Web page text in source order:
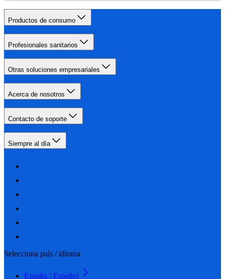
Productos de consumo
Profesionales sanitarios
Otras soluciones empresariales
Acerca de nosotros
Contacto de soporte
Siempre al día
Selecciona país / idioma
España / Español